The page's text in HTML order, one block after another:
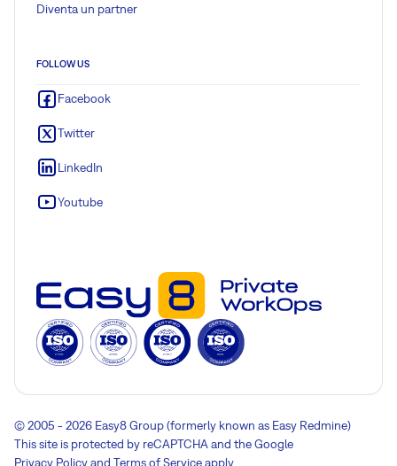
Diventa un partner
FOLLOW US
Facebook
Twitter
LinkedIn
Youtube
© 2005 - 2026 Easy8 Group (formerly known as Easy Redmine)
This site is protected by reCAPTCHA and the Google
Privacy Policyand Terms of Serviceapply.